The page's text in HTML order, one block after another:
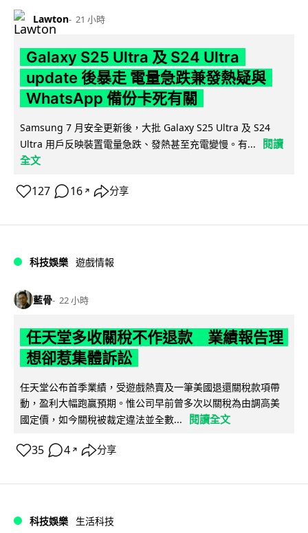
Lawton 21 小時
Galaxy S25 Ultra 及 S24 Ultra
update 後暴走 電量急跌兼發熱疑與
WhatsApp 備份卡死有關
Samsung 7 月安全更新後，大批 Galaxy S25 Ultra 及 S24
Ultra 用戶反映裝置電量急跌、發熱甚至充電變慢。有...
閱讀
全文
127 16 ↗ 分享
科技娛樂 遊戲情報
藍骨 22 小時
任天堂多收關稅不作退款 業績報告理
想卻惹集體訴訟
任天堂公布首季業績，受遊戲熱賣及一筆美國退還關稅款項帶
動，盈利大幅跑贏預期。惟公司早前曾多次以關稅為由調高美
國定價，如今關稅被裁定違法並全數...
閱讀全文
35 4 ↗ 分享
科技娛樂 生活科技